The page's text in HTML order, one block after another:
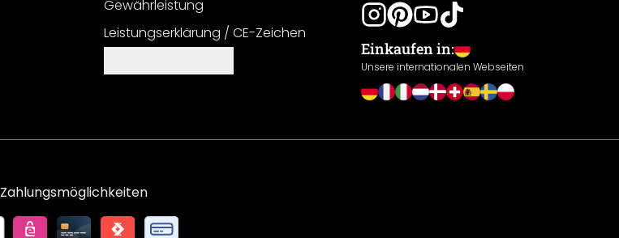
Gewährleistung
Leistungserklärung / CE-Zeichen
Einkaufen in:
Unsere internationalen Webseiten
Zahlungsmöglichkeiten